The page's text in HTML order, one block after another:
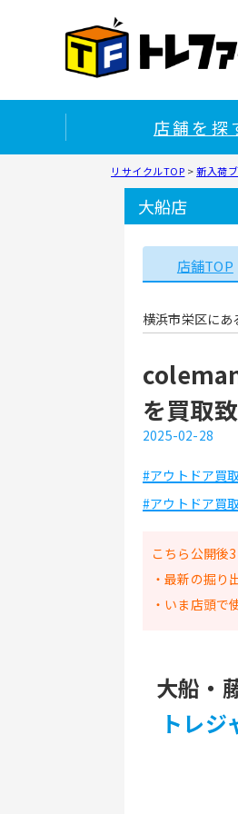
店舗を探
リサイクルTOP >新入荷
大船店
店舗TOP
横浜市栄区にあ
を買取
2025-02-28
#アウトドア買
#アウトドア買
こちら公開後
・最新の掘り
・いま店頭で
大船・
トレ